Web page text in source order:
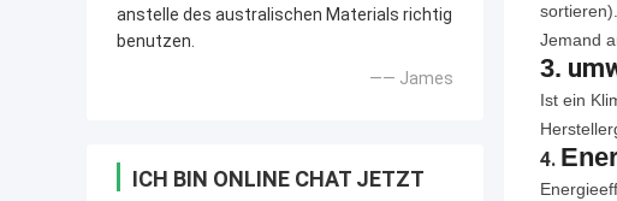
anstelle des australischen Materials richtig
benutzen.
—— James
ICH BIN ONLINE CHAT JETZT
Jemand
3.
Ist ein
4.